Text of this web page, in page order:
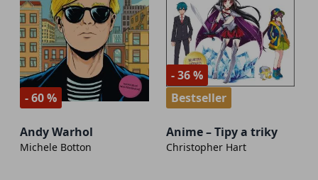
- 60 %
Andy Warhol
Michele Botton
- 36 %
Bestseller
Anime – Tipy a triky
Christopher Hart